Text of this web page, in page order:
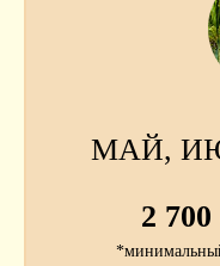
МАЙ,
2 700
*